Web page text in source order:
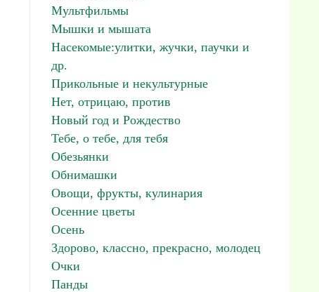
Мультфильмы
Мышки и мышата
Насекомые:улитки, жучки, паучки и
др.
Прикольные и некультурные
Нет, отрицаю, против
Новый год и Рождество
Тебе, о тебе, для тебя
Обезьянки
Обнимашки
Овощи, фрукты, кулинария
Осенние цветы
Осень
Здорово, классно, прекрасно, молодец
Очки
Панды